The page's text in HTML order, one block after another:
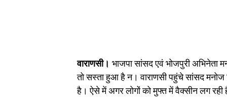
वाराणसी। भाजपा सांसद एवं भोजपुरी अभिनेता
तो सस्ता हुआ है न। वाराणसी पहुंचे सांसद मनोज
है। ऐसे में अगर लोगों को मुफ्त में वैक्सीन लग